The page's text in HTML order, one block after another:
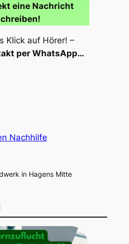
eine Nachricht
Klick auf Hörer! –
per WhatsApp…
Nachhilfe
in Hagens Mitte